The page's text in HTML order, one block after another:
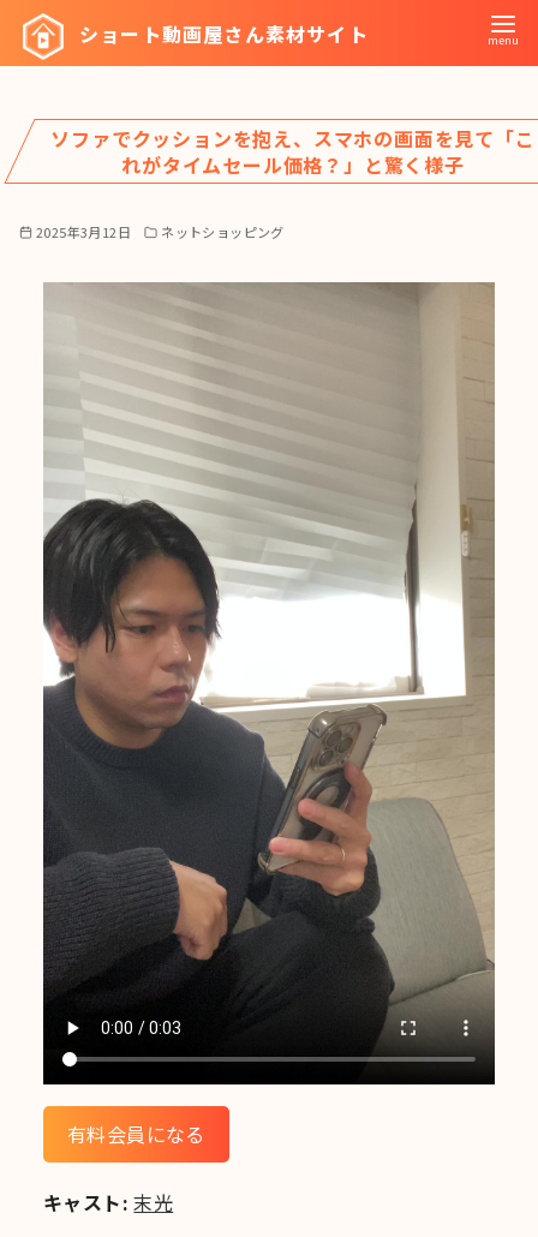
ツ
へ
ショート動画屋さん素材サイト
ソファでクッションを抱え、スマホの画面を見て「こ
れがタイムセール価格？」と驚く様子
2025年3月12日 ネットショッピング
有料会員になる
キャスト: 末光